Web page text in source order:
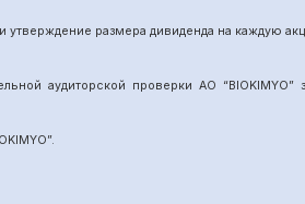
и утверждение размера дивиденда на каждую
аудиторской проверки АО “BIOKIMYO”
”.